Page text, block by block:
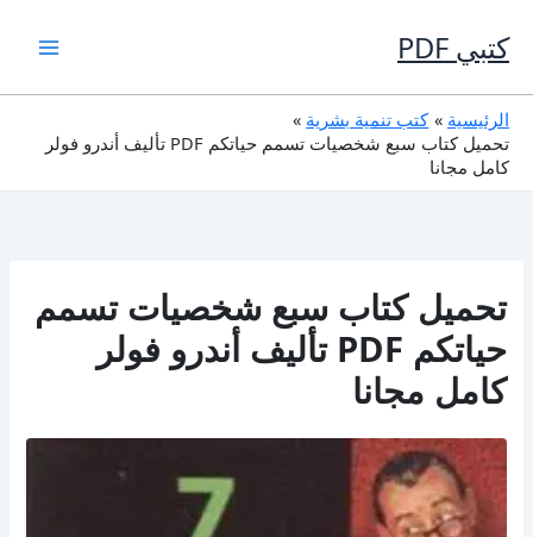
إلى
المحتوى
كتبي PDF
الرئيسية
كتب تنمية بشرية
تحميل كتاب سبع شخصيات تسمم حياتكم PDF تأليف أندرو فولر
كامل مجانا
تحميل كتاب سبع شخصيات تسمم
حياتكم PDF تأليف أندرو فولر
كامل مجانا